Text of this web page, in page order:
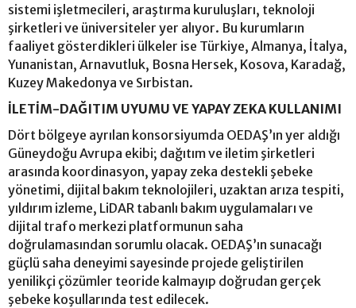
sistemi işletmecileri, araştırma kuruluşları, teknoloji
şirketleri ve üniversiteler yer alıyor. Bu kurumların
faaliyet gösterdikleri ülkeler ise Türkiye, Almanya, İtalya,
Yunanistan, Arnavutluk, Bosna Hersek, Kosova, Karadağ,
Kuzey Makedonya ve Sırbistan.
İLETİM-DAĞITIM UYUMU VE YAPAY ZEKA KULLANIMI
Dört bölgeye ayrılan konsorsiyumda OEDAŞ’ın yer aldığı
Güneydoğu Avrupa ekibi; dağıtım ve iletim şirketleri
arasında koordinasyon, yapay zeka destekli şebeke
yönetimi, dijital bakım teknolojileri, uzaktan arıza tespiti,
yıldırım izleme, LiDAR tabanlı bakım uygulamaları ve
dijital trafo merkezi platformunun saha
doğrulamasından sorumlu olacak. OEDAŞ’ın sunacağı
güçlü saha deneyimi sayesinde projede geliştirilen
yenilikçi çözümler teoride kalmayıp doğrudan gerçek
şebeke koşullarında test edilecek.